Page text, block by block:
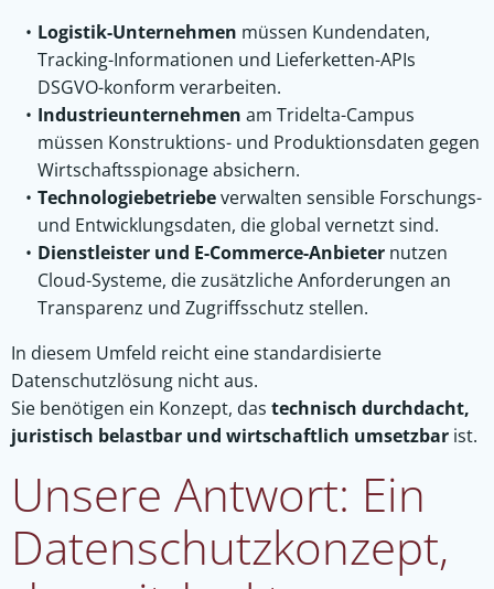
Logistik-Unternehmen müssen Kundendaten,
Tracking-Informationen und Lieferketten-APIs
DSGVO-konform verarbeiten.
Industrieunternehmen am Tridelta-Campus
müssen Konstruktions- und Produktionsdaten gegen
Wirtschaftsspionage absichern.
Technologiebetriebeverwalten sensible Forschungs-
und Entwicklungsdaten, die global vernetzt sind.
Dienstleister und E-Commerce-Anbieternutzen
Cloud-Systeme, die zusätzliche Anforderungen an
Transparenz und Zugriffsschutz stellen.
In diesem Umfeld reicht eine standardisierte
Datenschutzlösung nicht aus.
Sie benötigen ein Konzept, das technisch durchdacht,
juristisch belastbar und wirtschaftlich umsetzbar ist.
Unsere Antwort: Ein
Datenschutzkonzept,